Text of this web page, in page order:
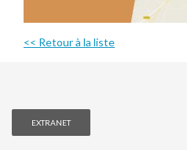
<< Retour à la liste
EXTRANET